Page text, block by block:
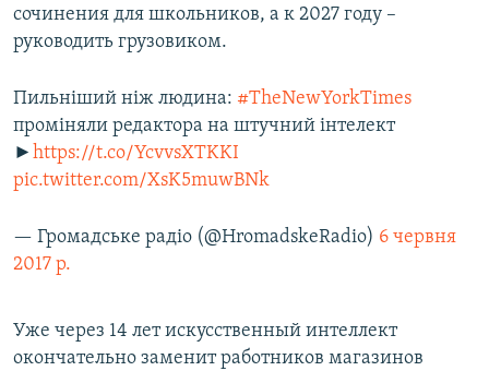
сочинения для школьников, а к 2027 году –
руководить грузовиком.
Пильніший ніж людина: #TheNewYorkTimes
проміняли редактора на штучний інтелект
► https://t.co/YcvvsXTKKI
pic.twitter.com/XsK5muwBNk
— Громадське радіо (@HromadskeRadio) 6 червня
2017 р.
Уже через 14 лет искусственный интеллект
окончательно заменит работников магазинов